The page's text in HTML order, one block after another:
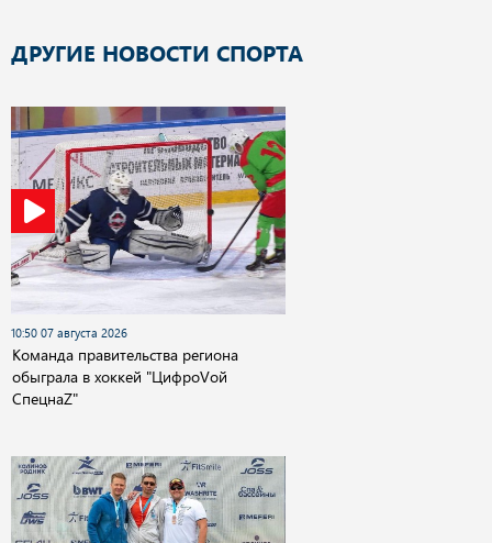
ДРУГИЕ НОВОСТИ СПОРТА
10:50 07 августа 2026
Команда правительства региона
обыграла в хоккей "ЦифроVой
СпецнаZ"